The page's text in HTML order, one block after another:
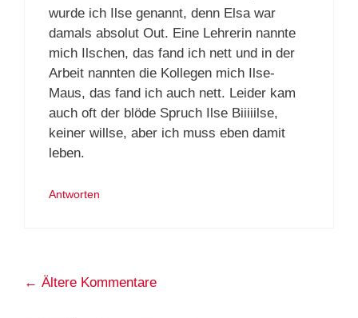
wurde ich Ilse genannt, denn Elsa war
damals absolut Out. Eine Lehrerin nannte
mich Ilschen, das fand ich nett und in der
Arbeit nannten die Kollegen mich Ilse-
Maus, das fand ich auch nett. Leider kam
auch oft der blöde Spruch Ilse Biiiiilse,
keiner willse, aber ich muss eben damit
leben.
Antworten
Kommentarnavigation
← Ältere Kommentare